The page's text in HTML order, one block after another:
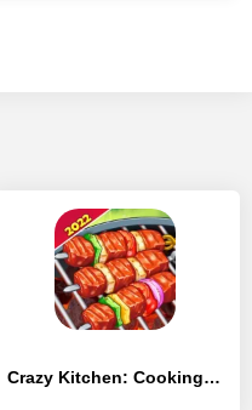
Crazy Kitchen: Cooking Game